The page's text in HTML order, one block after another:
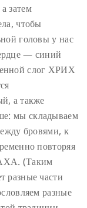
затем
чтобы
головы у нас
— синий
слог ХРИХ
а также
мы складываем
бровями, к
повторяя
(Таким
разные части
разные